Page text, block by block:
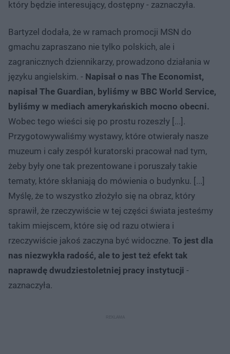
który będzie interesujący, dostępny - zaznaczyła.
Bartyzel dodała, że w ramach promocji MSN do
gmachu zapraszano nie tylko polskich, ale i
zagranicznych dziennikarzy, prowadzono działania w
języku angielskim. - Napisał o nas The Economist,
napisał The Guardian, byliśmy w BBC World Service,
byliśmy w mediach amerykańskich mocno obecni.
Wobec tego wieści się po prostu rozeszły [...].
Przygotowywaliśmy wystawy, które otwierały nasze
muzeum i cały zespół kuratorski pracował nad tym,
żeby były one tak prezentowane i poruszały takie
tematy, które skłaniają do mówienia o budynku. [...]
Myślę, że to wszystko złożyło się na obraz, który
sprawił, że rzeczywiście w tej części świata jesteśmy
takim miejscem, które się od razu otwiera i
rzeczywiście jakoś zaczyna być widoczne. To jest dla
nas niezwykła radość, ale to jest też efekt tak
naprawdę dwudziestoletniej pracy instytucji -
zaznaczyła.